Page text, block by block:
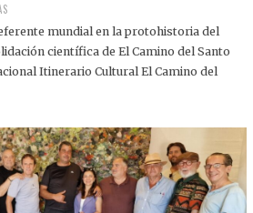
mundial en la protohistoria del
científica de El Camino del Santo
Itinerario Cultural El Camino del